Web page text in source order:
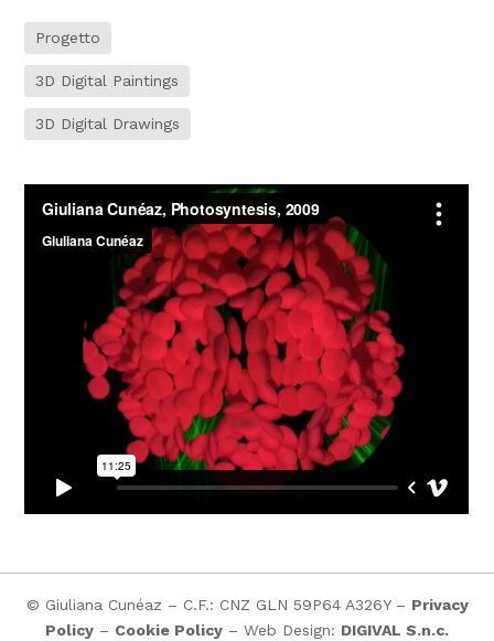
Progetto
3D Digital Paintings
3D Digital Drawings
© Giuliana Cunéaz – C.F.: CNZ GLN 59P64 A326Y – Privacy
Policy – Cookie Policy – Web Design: DIGIVAL S.n.c.